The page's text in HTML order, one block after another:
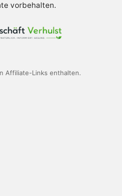
vorbehalten.
Affiliate-Links enthalten.